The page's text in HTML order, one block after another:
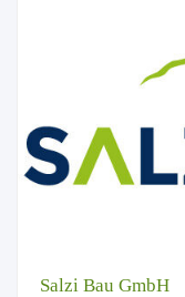
Salzi Bau GmbH